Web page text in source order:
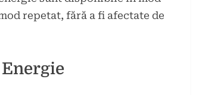
repetat, fără a fi afectate de